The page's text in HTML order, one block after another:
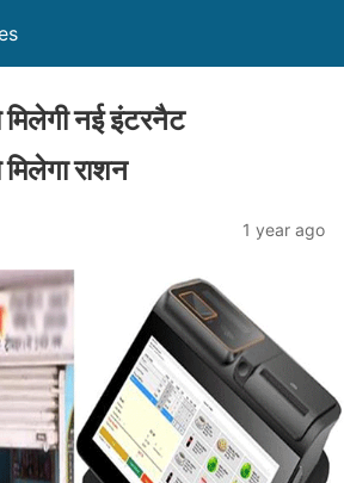
नई इंटरनैट
राशन
1 year ago